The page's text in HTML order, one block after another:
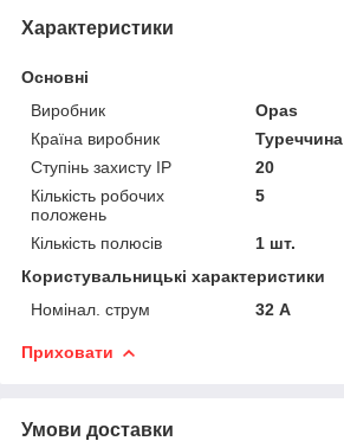
Характеристики
Основні
Виробник
Opas
Країна виробник
Туреччина
Ступінь захисту IP
20
Кількість робочих
положень
5
Кількість полюсів
1 шт.
Користувальницькі характеристики
Номінал. струм
32 А
Приховати
Умови доставки